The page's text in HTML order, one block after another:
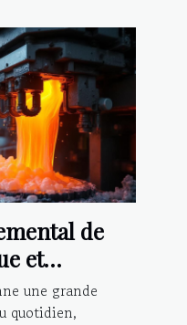
de
et
une grande
quotidien,